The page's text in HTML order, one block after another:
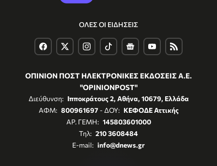
ΟΛΕΣ ΟΙ ΕΙΔΗΣΕΙΣ
ΟΠΙΝΙΟΝ ΠΟΣΤ ΗΛΕΚΤΡΟΝΙΚΕΣ ΕΚΔΟΣΕΙΣ Α.Ε.
"OPINIONPOST"
Διεύθυνση: Ιπποκράτους 2, Αθήνα, 10679, Ελλάδα
ΑΦΜ: 800961697- ΔΟΥ: ΚΕΦΟΔΕ Αττικής
ΑΡ. ΓΕΜΗ: 145803601000
Τηλ: 210 3608484
E-mail: info@dnews.gr